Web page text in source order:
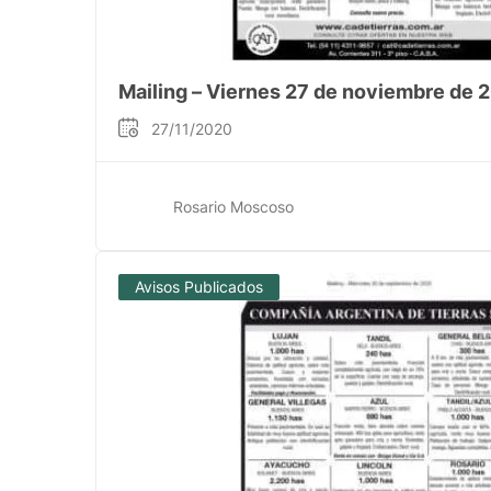
Mailing – Viernes 27 de noviembre de
27/11/2020
Rosario Moscoso
Avisos Publicados